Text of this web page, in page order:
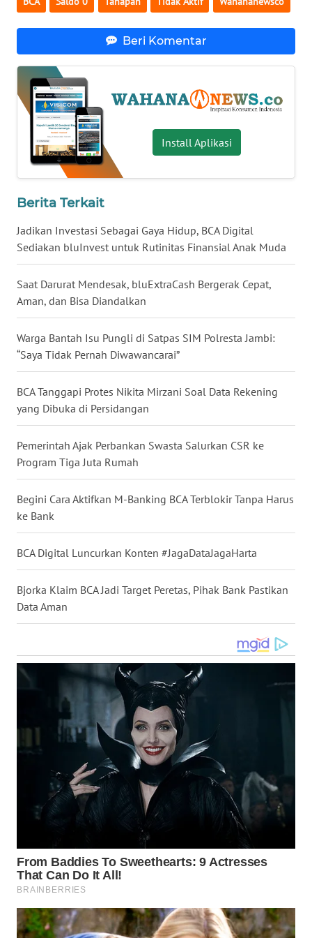
Beri Komentar
Install Aplikasi
Berita Terkait
Jadikan Investasi Sebagai Gaya Hidup, BCA Digital
Sediakan bluInvest untuk Rutinitas Finansial Anak Muda
Saat Darurat Mendesak, bluExtraCash Bergerak Cepat,
Aman, dan Bisa Diandalkan
Warga Bantah Isu Pungli di Satpas SIM Polresta Jambi:
“Saya Tidak Pernah Diwawancarai”
BCA Tanggapi Protes Nikita Mirzani Soal Data Rekening
yang Dibuka di Persidangan
Pemerintah Ajak Perbankan Swasta Salurkan CSR ke
Program Tiga Juta Rumah
Begini Cara Aktifkan M-Banking BCA Terblokir Tanpa Harus
ke Bank
BCA Digital Luncurkan Konten #JagaDataJagaHarta
Bjorka Klaim BCA Jadi Target Peretas, Pihak Bank Pastikan
Data Aman
WN
BANTEN
WN
NTT
WN
KEPRI
WN
PAPUA
PAPUA
BARAT
WN
RIAU
WN
SERAMBI
WN
JAMBI
WN
SULTRA
NTB
SULTENG
WN
SULBAR
BABEL
SUMBAR
WN
WN
BENGKULU
WN
LAMPUNG
JATENG